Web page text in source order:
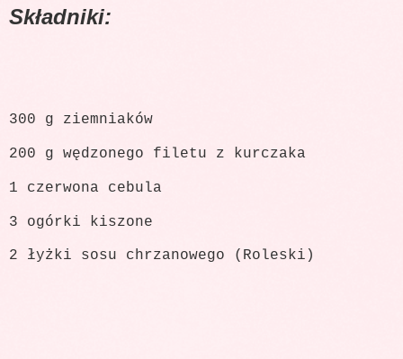
Składniki:
300 g ziemniaków
200 g wędzonego filetu z kurczaka
1 czerwona cebula
3 ogórki kiszone
2 łyżki sosu chrzanowego (Roleski)